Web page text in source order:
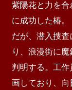
紫陽花と力を
に成功した椿。
だが、潜入捜
り、浪漫街に
判明する。工
画しており、